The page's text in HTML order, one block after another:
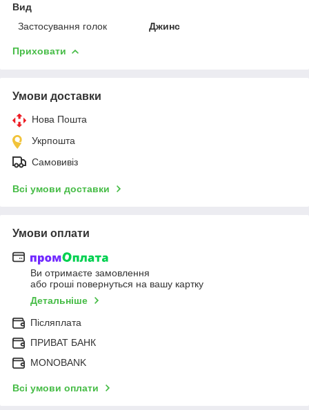
Вид
Застосування голок
Джинс
Приховати
Умови доставки
Нова Пошта
Укрпошта
Самовивіз
Всі умови доставки
Умови оплати
Ви отримаєте замовлення
або гроші повернуться на вашу картку
Детальніше
Післяплата
ПРИВАТ БАНК
MONOBANK
Всі умови оплати